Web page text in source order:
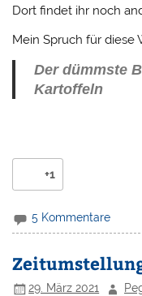
Dort findet ihr noch
Mein Spruch für diese
Der dümmste
Kartoffeln
+1
5 Kommentare
29. März 2021